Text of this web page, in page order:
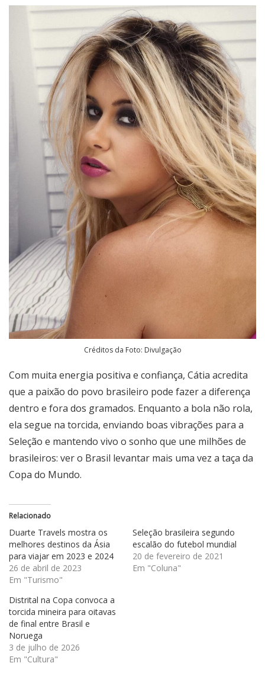
Créditos da Foto: Divulgação
Com muita energia positiva e confiança, Cátia acredita
que a paixão do povo brasileiro pode fazer a diferença
dentro e fora dos gramados. Enquanto a bola não rola,
ela segue na torcida, enviando boas vibrações para a
Seleção e mantendo vivo o sonho que une milhões de
brasileiros: ver o Brasil levantar mais uma vez a taça da
Copa do Mundo.
Relacionado
Duarte Travels mostra os
melhores destinos da Ásia
para viajar em 2023 e 2024
26 de abril de 2023
Em "Turismo"
Seleção brasileira segundo
escalão do futebol mundial
20 de fevereiro de 2021
Em "Coluna"
Distrital na Copa convoca a
torcida mineira para oitavas
de final entre Brasil e
Noruega
3 de julho de 2026
Em "Cultura"